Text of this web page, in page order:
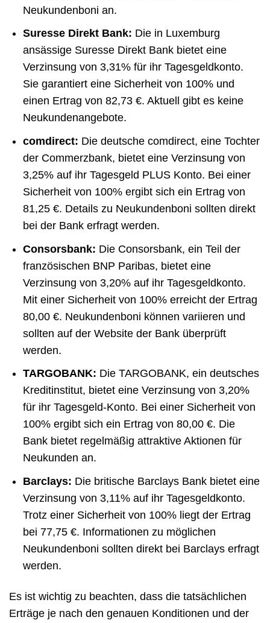
Neukundenboni an.
Suresse Direkt Bank: Die in Luxemburg
ansässige Suresse Direkt Bank bietet eine
Verzinsung von 3,31% für ihr Tagesgeldkonto.
Sie garantiert eine Sicherheit von 100% und
einen Ertrag von 82,73 €. Aktuell gibt es keine
Neukundenangebote.
comdirect: Die deutsche comdirect, eine Tochter
der Commerzbank, bietet eine Verzinsung von
3,25% auf ihr Tagesgeld PLUS Konto. Bei einer
Sicherheit von 100% ergibt sich ein Ertrag von
81,25 €. Details zu Neukundenboni sollten direkt
bei der Bank erfragt werden.
Consorsbank: Die Consorsbank, ein Teil der
französischen BNP Paribas, bietet eine
Verzinsung von 3,20% auf ihr Tagesgeldkonto.
Mit einer Sicherheit von 100% erreicht der Ertrag
80,00 €. Neukundenboni können variieren und
sollten auf der Website der Bank überprüft
werden.
TARGOBANK: Die TARGOBANK, ein deutsches
Kreditinstitut, bietet eine Verzinsung von 3,20%
für ihr Tagesgeld-Konto. Bei einer Sicherheit von
100% ergibt sich ein Ertrag von 80,00 €. Die
Bank bietet regelmäßig attraktive Aktionen für
Neukunden an.
Barclays: Die britische Barclays Bank bietet eine
Verzinsung von 3,11% auf ihr Tagesgeldkonto.
Trotz einer Sicherheit von 100% liegt der Ertrag
bei 77,75 €. Informationen zu möglichen
Neukundenboni sollten direkt bei Barclays erfragt
werden.
Es ist wichtig zu beachten, dass die tatsächlichen
Erträge je nach den genauen Konditionen und der